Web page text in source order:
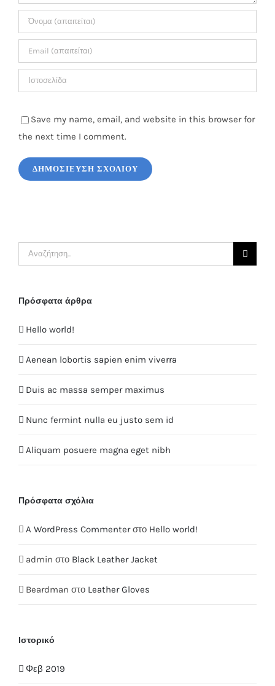
Save my name, email, and website in this browser for
the next time I comment.
Αναζήτηση
...
Πρόσφατα άρθρα
Hello world!
Aenean lobortis sapien enim viverra
Duis ac massa semper maximus
Nunc fermint nulla eu justo sem id
Aliquam posuere magna eget nibh
Πρόσφατα σχόλια
A WordPress Commenterστο Hello world!
admin στο Black Leather Jacket
Beardman στο Leather Gloves
Ιστορικό
Φεβ 2019